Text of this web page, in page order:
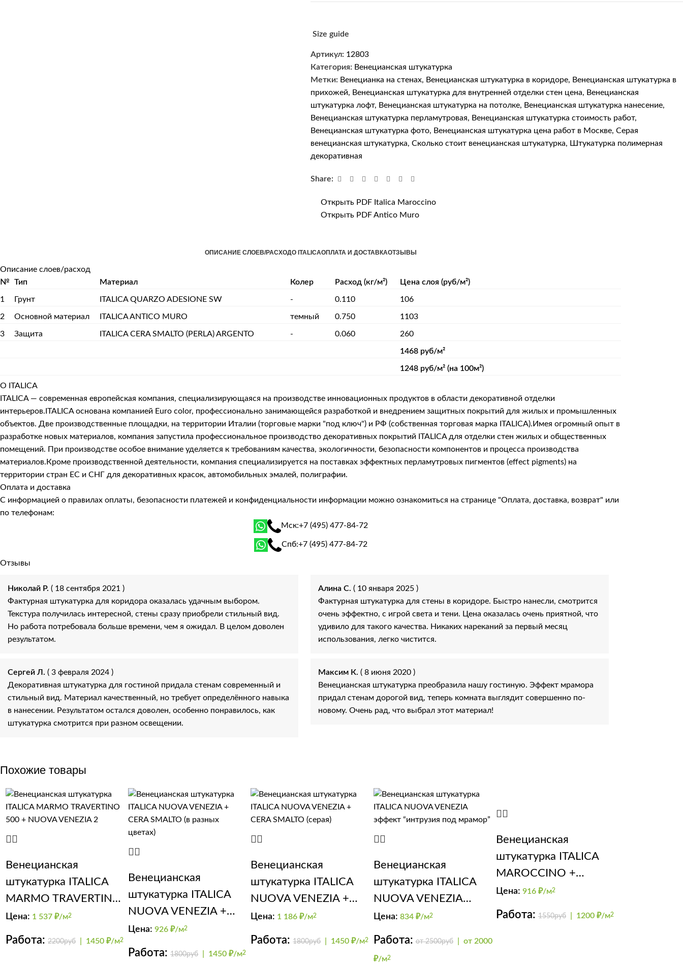
Size guide
Артикул: 12803
Категория: Венецианская штукатурка
Метки: Венецианка на стенах, Венецианская штукатурка в коридоре, Венецианская штукатурка в
прихожей, Венецианская штукатурка для внутренней отделки стен цена, Венецианская
штукатурка лофт, Венецианская штукатурка на потолке, Венецианская штукатурка нанесение,
Венецианская штукатурка перламутровая, Венецианская штукатурка стоимость работ,
Венецианская штукатурка фото, Венецианская штукатурка цена работ в Москве, Серая
венецианская штукатурка, Сколько стоит венецианская штукатурка, Штукатурка полимерная
декоративная
Share:
Открыть PDF Italica Maroccino
Открыть PDF Antico Muro
ОПИСАНИЕ СЛОЕВ/РАСХОДО ITALICAОПЛАТА И ДОСТАВКАОТЗЫВЫ
Описание слоев/расход
№
Тип Материал Колер Расход (кг/м²) Цена слоя (руб/м²)
1 Грунт ITALICA QUARZO ADESIONE SW - 0.110 106
2 Основной материал ITALICA ANTICO MURO темный 0.750 1103
3 Защита ITALICA CERA SMALTO (PERLA) ARGENTO - 0.060 260
1468 руб/м²
1248 руб/м² (на 100м²)
О ITALICA
ITALICA — современная европейская компания, специализирующаяся на производстве инновационных продуктов в области декоративной отделки
интерьеров.ITALICA основана компанией Euro color, профессионально занимающейся разработкой и внедрением защитных покрытий для жилых и промышленных
объектов. Две производственные площадки, на территории Италии (торговые марки "под ключ") и РФ (собственная торговая марка ITALICA).Имея огромный опыт в
разработке новых материалов, компания запустила профессиональное производство декоративных покрытий ITALICA для отделки стен жилых и общественных
помещений. При производстве особое внимание уделяется к требованиям качества, экологичности, безопасности компонентов и процесса производства
материалов.Кроме производственной деятельности, компания специализируется на поставках эффектных перламутровых пигментов (effect pigments) на
территории стран ЕС и СНГ для декоративных красок, автомобильных эмалей, полиграфии.
Оплата и доставка
С информацией о правилах оплаты, безопасности платежей и конфиденциальности информации можно ознакомиться на странице "Оплата, доставка, возврат" или
по телефонам:
Мск:+7 (495) 477-84-72
Спб:+7 (495) 477-84-72
Отзывы
Николай Р. ( 18 сентября 2021 )
Фактурная штукатурка для коридора оказалась удачным выбором.
Текстура получилась интересной, стены сразу приобрели стильный вид.
Но работа потребовала больше времени, чем я ожидал. В целом доволен
результатом.
Сергей Л. ( 3 февраля 2024 )
Декоративная штукатурка для гостиной придала стенам современный и
стильный вид. Материал качественный, но требует определённого навыка
в нанесении. Результатом остался доволен, особенно понравилось, как
штукатурка смотрится при разном освещении.
Алина С. ( 10 января 2025 )
Фактурная штукатурка для стены в коридоре. Быстро нанесли, смотрится
очень эффектно, с игрой света и тени. Цена оказалась очень приятной, что
удивило для такого качества. Никаких нареканий за первый месяц
использования, легко чистится.
Максим К. ( 8 июня 2020 )
Венецианская штукатурка преобразила нашу гостиную. Эффект мрамора
придал стенам дорогой вид, теперь комната выглядит совершенно по-
новому. Очень рад, что выбрал этот материал!
Похожие товары
Венецианская
штукатурка ITALICA
MARMO TRAVERTINO
500 + NUOVA
Цена: 1 537 ₽/м2
Работа: 2200руб 1450 ₽/м2
Венецианская
штукатурка ITALICA
NUOVA VENEZIA +
CERA SMALTO (в
Цена:926₽/м2
Работа:1800руб 1450 ₽/м2
Венецианская
штукатурка ITALICA
NUOVA VENEZIA +
CERA SMALTO (серая)
Цена: 1 186₽/м2
Работа:1800руб| 1450 ₽/м2
Венецианская
штукатурка ITALICA
NUOVA VENEZIA
эффект “интрузия под
Цена: 834 ₽/м2
Работа:от 2500руб| от 2000
₽/м2
Венецианская
штукатурка ITALICA
MAROCCINO +
CRISTALLO
Цена: 916 ₽/м2
Работа: 1550руб| 1200 ₽/м2